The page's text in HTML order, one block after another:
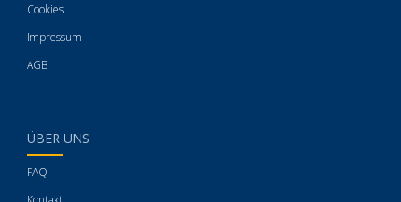
Cookies
Impressum
AGB
ÜBER UNS
FAQ